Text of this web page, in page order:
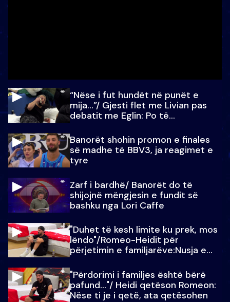
“Nëse i fut hundët në punët e
mija…”/ Gjesti flet me Livian pas
debatit me Eglin: Po të
Banorët shohin promon e finales
së madhe të BBV3, ja reagimet e
tyre
Zarf i bardhë/ Banorët do të
shijojnë mëngjesin e fundit së
bashku nga Lori Caffe
"Duhet të kesh limite ku prek, mos
lëndo"/Romeo-Heidit për
përjetimin e familjarëve:Nusja e
"Përdorimi i familjes është bërë
pafund…"/ Heidi qetëson Romeon:
Nëse ti je i qetë, ata qetësohen